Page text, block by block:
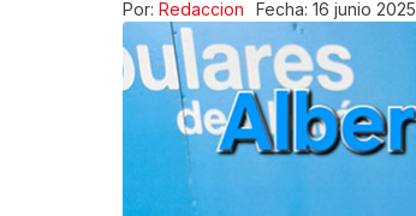
Por: Redaccion Fecha: 16 junio 2025